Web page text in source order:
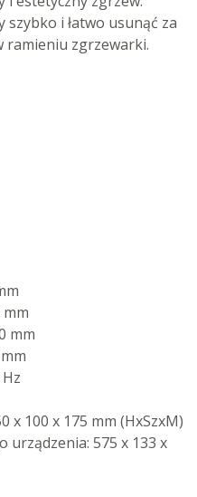
i łatwo usunąć za
ramieniu zgrzewarki.
mm
x 100 x 175 mm (HxSzxM)
urządzenia: 575 x 133 x